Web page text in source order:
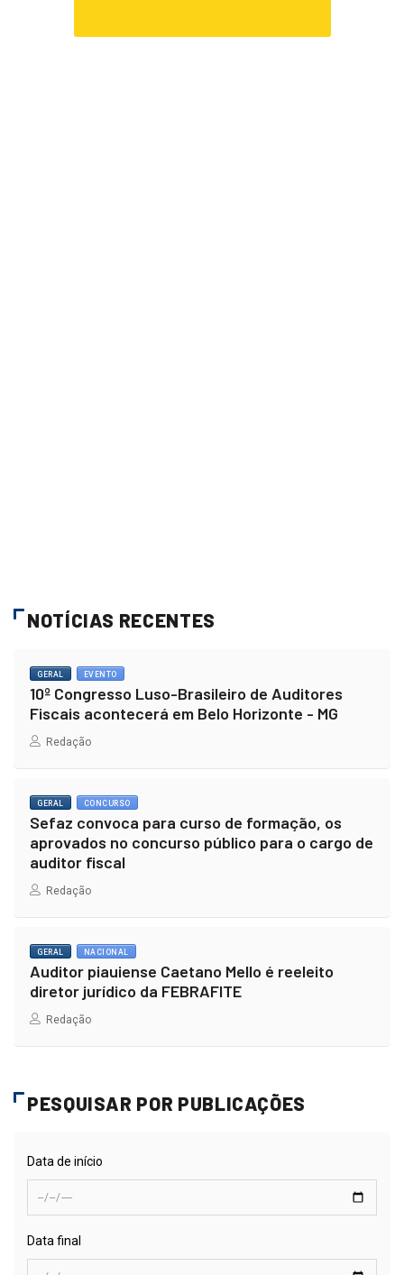
NOTÍCIAS RECENTES
GERAL EVENTO
10º Congresso Luso-Brasileiro de Auditores
Fiscais acontecerá em Belo Horizonte - MG
Redação
GERAL CONCURSO
Sefaz convoca para curso de formação, os
aprovados no concurso público para o cargo de
auditor fiscal
Redação
GERAL NACIONAL
Auditor piauiense Caetano Mello é reeleito
diretor jurídico da FEBRAFITE
Redação
PESQUISAR POR PUBLICAÇÕES
Data de início
Data final